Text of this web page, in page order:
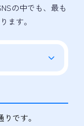
の中でも、最も
ます。
です。